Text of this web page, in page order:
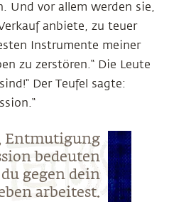
Und vor allem werden sie,
anbiete, zu teuer
Instrumente meiner
zu zerstören.“ Die Leute
Der Teufel sagte:
Entmutigung
bedeuten
gegen dein
arbeitest.